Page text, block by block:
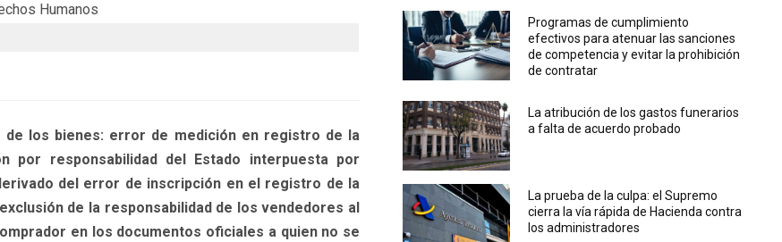
Humanos
de los bienes: error de medición en registro de la
por responsabilidad del Estado interpuesta por
del error de inscripción en el registro de la
de la responsabilidad de los vendedores al
en los documentos oficiales a quien no se
Programas de cumplimiento
efectivos para atenuar las sanciones
de competencia y evitar la prohibición
de contratar
La atribución de los gastos funerarios
a falta de acuerdo probado
La prueba de la culpa: el Supremo
cierra la vía rápida de Hacienda contra
los administradores